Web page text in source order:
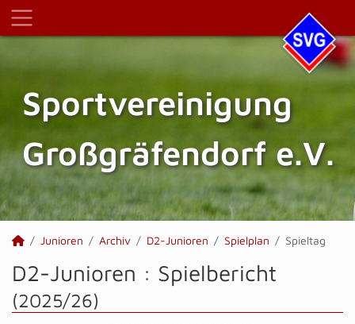
Sportvereinigung
Großgräfendorf e.V.
Junioren Archiv D2-Junioren Spielplan Spieltag
D2-Junioren : Spielbericht
(2025/26)